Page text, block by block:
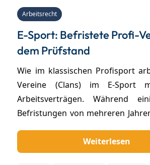
Arbeitsrecht
E-Sport: Befristete Profi-
dem Prüfstand
Wie im klassischen Profisport
Vereine (Clans) im E-Sport
Arbeitsverträgen. Während
Befristungen von mehreren
wenige Monate. Doch ist das
Wir klären auf!
Weiterlesen